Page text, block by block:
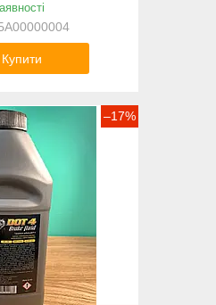
Купити
–17%